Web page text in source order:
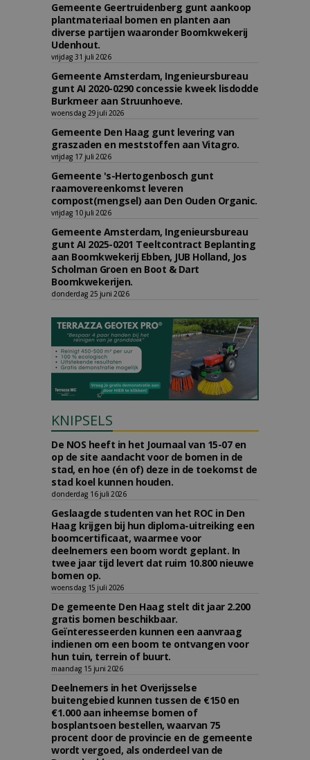
Gemeente Geertruidenberg gunt aankoop
plantmateriaal bomen en planten aan
diverse partijen waaronder Boomkwekerij
Udenhout.
vrijdag 31 juli 2026
Gemeente Amsterdam, Ingenieursbureau
gunt AI 2020-0290 concessie kweek lisdodde
Burkmeer aan Struunhoeve.
woensdag 29 juli 2026
Gemeente Den Haag gunt levering van
graszaden en meststoffen aan Vitagro.
vrijdag 17 juli 2026
Gemeente 's-Hertogenbosch gunt
raamovereenkomst leveren
compost(mengsel) aan Den Ouden Organic.
vrijdag 10 juli 2026
Gemeente Amsterdam, Ingenieursbureau
gunt AI 2025-0201 Teeltcontract Beplanting
aan Boomkwekerij Ebben, JUB Holland, Jos
Scholman Groen en Boot & Dart
Boomkwekerijen.
donderdag 25 juni 2026
KNIPSELS
De NOS heeft in het Journaal van 15-07 en
op de site aandacht voor de bomen in de
stad, en hoe (én of) deze in de toekomst de
stad koel kunnen houden.
donderdag 16 juli 2026
Geslaagde studenten van het ROC in Den
Haag krijgen bij hun diploma-uitreiking een
boomcertificaat, waarmee voor
deelnemers een boom wordt geplant. In
twee jaar tijd levert dat ruim 10.800 nieuwe
bomen op.
woensdag 15 juli 2026
De gemeente Den Haag stelt dit jaar 2.200
gratis bomen beschikbaar.
Geïnteresseerden kunnen een aanvraag
indienen om een boom te ontvangen voor
hun tuin, terrein of buurt.
maandag 15 juni 2026
Deelnemers in het Overijsselse
buitengebied kunnen tussen de €150 en
€1.000 aan inheemse bomen of
bosplantsoen bestellen, waarvan 75
procent door de provincie en de gemeente
wordt vergoed, als onderdeel van de